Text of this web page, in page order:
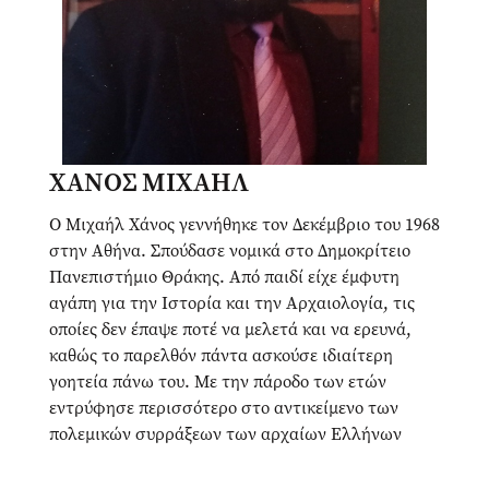
ΧΑΝΟΣ ΜΙΧΑΗΛ
Ο Μιχαήλ Χάνος γεννήθηκε τον Δεκέμβριο του 1968
στην Αθήνα. Σπούδασε νομικά στο Δημοκρίτειο
Πανεπιστήμιο Θράκης. Από παιδί είχε έμφυτη
αγάπη για την Ιστορία και την Αρχαιολογία, τις
οποίες δεν έπαψε ποτέ να μελετά και να ερευνά,
καθώς το παρελθόν πάντα ασκούσε ιδιαίτερη
γοητεία πάνω του. Με την πάροδο των ετών
εντρύφησε περισσότερο στο αντικείμενο των
πολεμικών συρράξεων των αρχαίων Ελλήνων